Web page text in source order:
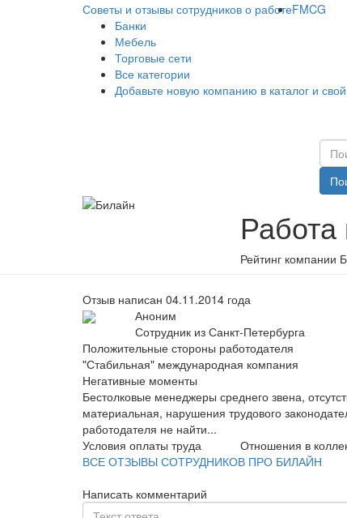
Советы и отзывы сотрудников о работеFMCG
Банки
Мебель
Торговые сети
Все категории
Добавьте новую компанию в каталог и
Рейтинг компании
Отзыв написан 04.11.2014 года
Аноним
Сотрудник из Санкт-Петербурга
Положительные стороны работодателя
"Стабильная" международная компания
Негативные моменты
Бестолковые менеджеры среднего звена,
материальная, нарушения трудового
работодателя не найти...
Условия оплаты труда
Отношения в
ВСЕ ОТЗЫВЫ СОТРУДНИКОВ ПРО БИЛАЙН
Написать комментарий